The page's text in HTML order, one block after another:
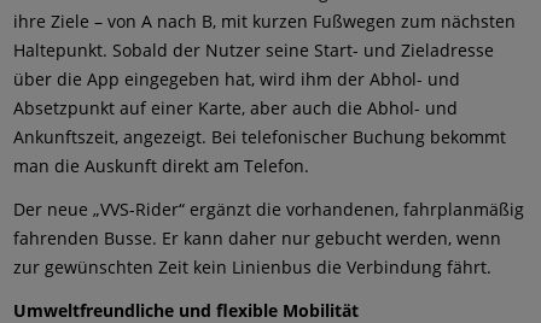
ihre Ziele – von A nach B, mit kurzen Fußwegen zum nächsten
Haltepunkt. Sobald der Nutzer seine Start- und Zieladresse
über die App eingegeben hat, wird ihm der Abhol- und
Absetzpunkt auf einer Karte, aber auch die Abhol- und
Ankunftszeit, angezeigt. Bei telefonischer Buchung bekommt
man die Auskunft direkt am Telefon.
Der neue „VVS-Rider“ ergänzt die vorhandenen, fahrplanmäßig
fahrenden Busse. Er kann daher nur gebucht werden, wenn
zur gewünschten Zeit kein Linienbus die Verbindung fährt.
Umweltfreundliche und flexible Mobilität